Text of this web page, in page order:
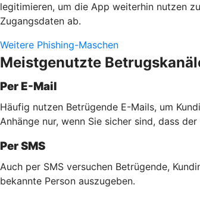
legitimieren, um die App weiterhin nutzen
Zugangsdaten ab.
Weitere Phishing-Maschen
Meistgenutzte
Per E-Mail
Häufig nutzen Betrügende E-Mails, um
Anhänge nur, wenn Sie sicher sind, dass
Per SMS
Auch per SMS versuchen Betrügende,
bekannte Person auszugeben.